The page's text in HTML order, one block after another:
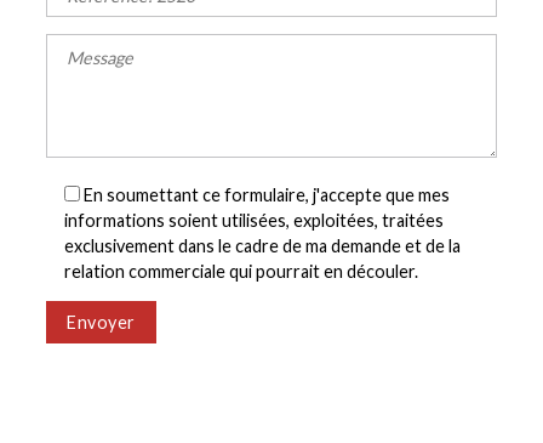
En soumettant ce formulaire, j'accepte que mes
informations soient utilisées, exploitées, traitées
exclusivement dans le cadre de ma demande et de la
relation commerciale qui pourrait en découler.
Envoyer